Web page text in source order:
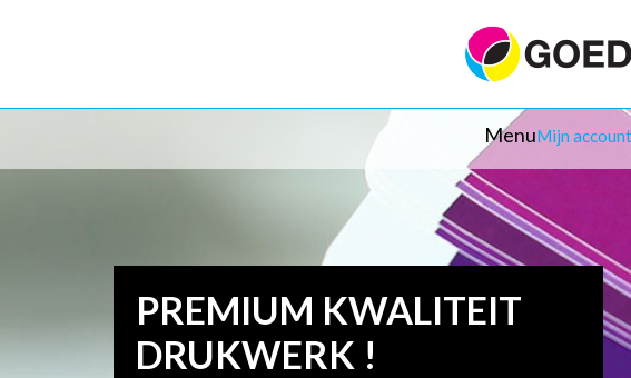
MenuMijn account
PREMIUM KWALITEIT
DRUKWERK !